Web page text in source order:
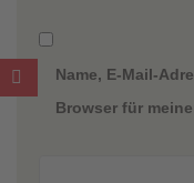
Name, E-Mail-
Browser für